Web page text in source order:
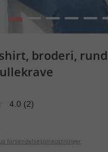
1 2 3 4 5
broderi,
4.0 (2)
forsendelsesomkostninger